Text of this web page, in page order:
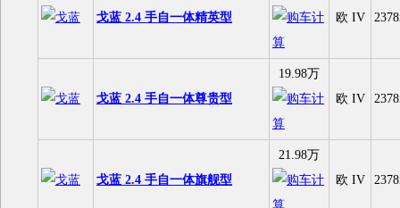
戈蓝 2.4 手自一体精英型
欧 IV
戈蓝 2.4 手自一体尊贵型
19.98万
欧 IV
戈蓝 2.4 手自一体旗舰型
21.98万
欧 IV